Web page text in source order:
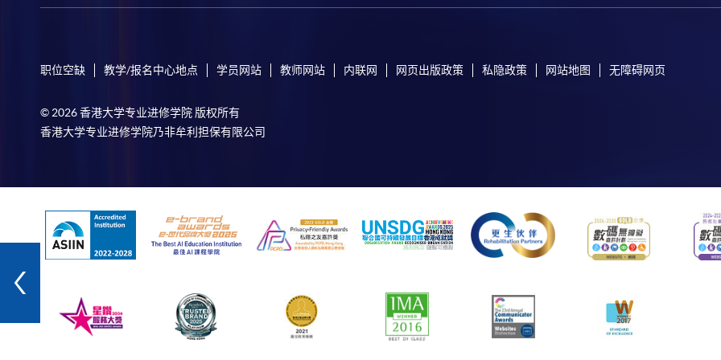
职位空缺 教学/报名中心地点 学员网站 教师网站 内联网 网页出版政策 私隐政策 网站地图 无障碍网页
© 2026 香港大学专业进修学院 版权所有
香港大学专业进修学院乃非牟利担保有限公司